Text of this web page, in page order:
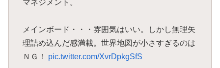
マネジメント。
メインボード・・・雰囲気はいい。しかし無理矢
理詰め込んだ感満載。世界地図が小さすぎるのは
ＮＧ！ pic.twitter.com/XvrDpkgSfS